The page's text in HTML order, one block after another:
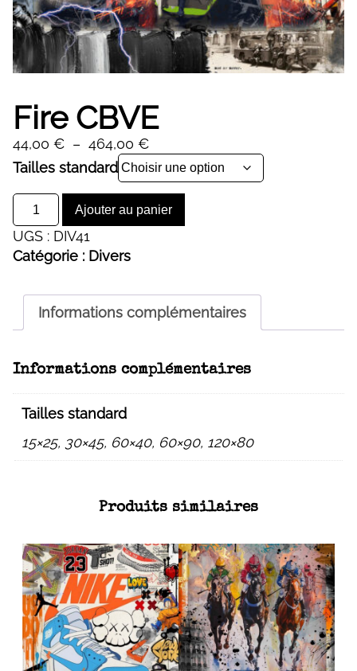
Fire CBVE
44,00 € – 464,00 €Plage
de
prix :
44,00 €
à
Tailles standard
quantité
de
Fire
CBVE
Ajouter au panier
Alternative:
UGS : DIV41
Catégorie : Divers
Informations complémentaires
Informations complémentaires
Tailles standard
15×25, 30×45, 60×40, 60×90, 120×80
Produits similaires